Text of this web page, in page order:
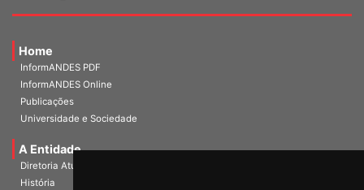
Home
InformANDES PDF
InformANDES Online
Publicações
Universidade e Sociedade
A Entidade
Diretoria Atual
História